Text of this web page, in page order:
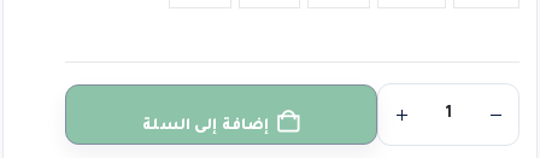
إضافة إلى السلة